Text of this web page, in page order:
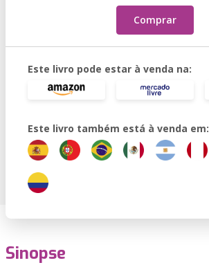
Comprar
Este livro pode estar à venda na:
Este livro também está à venda em:
Sinopse